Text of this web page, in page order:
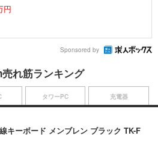
円
Sponsored by
れ筋ランキング
キーボード メンブレン ブラック TK-F
タワーPC 充電器